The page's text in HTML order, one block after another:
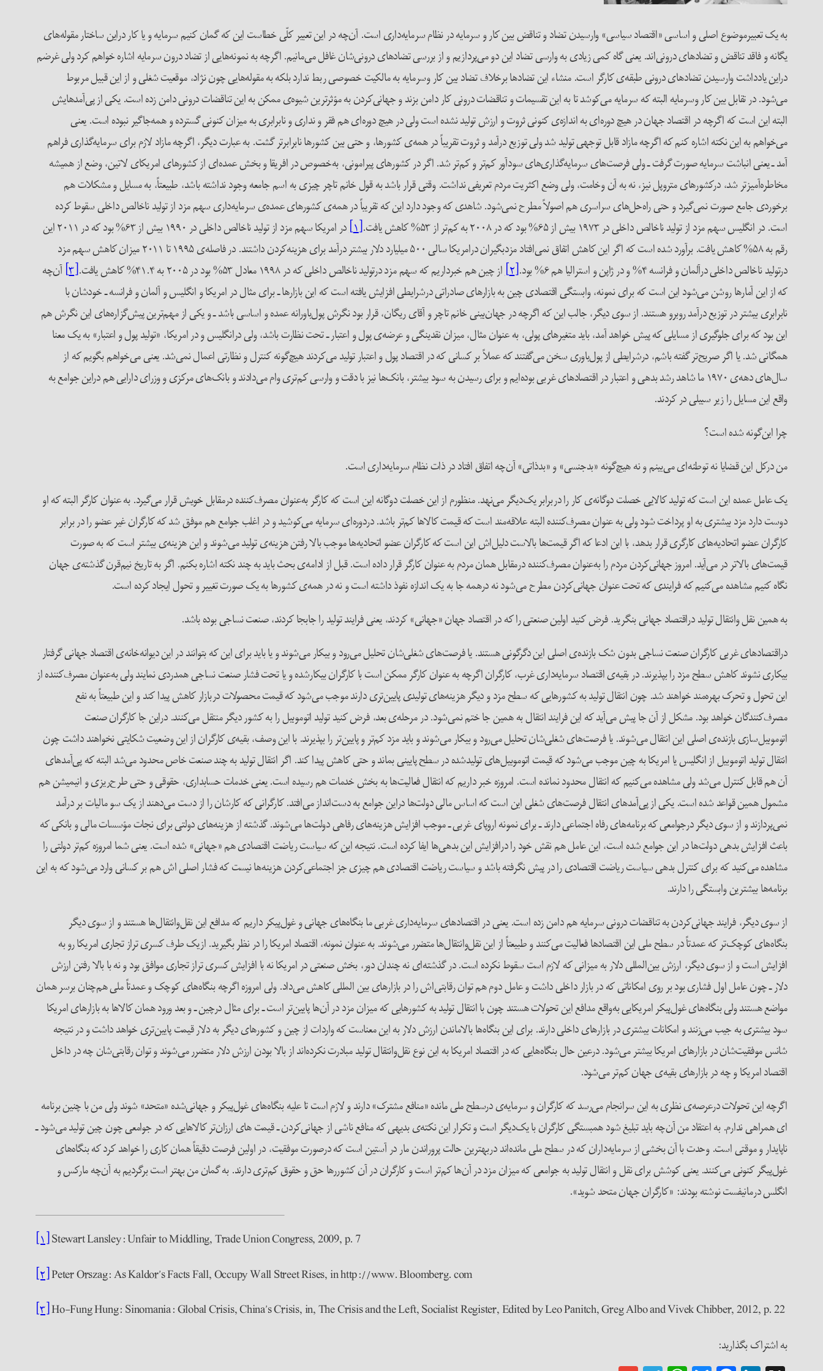
به یک تعبیرموضوع اصلی و اساسی «اقتصاد سیاسی» وارسیدن تضاد و تناقض بین کار و سرمایه در نظام سرمایه‌داری است. آن‌چه در این تعبیر کلّی خطاست این که گمان کنیم سرمایه و یا کار دراین ساختار مقوله‌های
یگانه و فاقد تناقض و تضادهای درونی‌اند. یعنی گاه کمی زیادی به وارسی تضاد این دو می‌پردازیم و از بررسی تضادهای درونی‌شان غافل می‌مانیم. اگرچه به نمونه‌هایی از تضاد درون سرمایه اشاره خواهم کرد ولی غرضم
دراین یادداشت وارسیدن تضادهای درونی طبقه‌ی کارگر است. منشاء این تضادها برخلاف تضاد بین کار وسرمایه به مالکیت خصوصی ربط ندارد بلکه به مقوله‌هایی چون نژاد، موقعیت شغلی و از این قبیل مربوط
می‌شود. در تقابل بین کار وسرمایه البته که سرمایه می‌کوشد تا به این تقسیمات و تناقضات درونی کار دامن بزند و جهانی‌کردن به مؤثرترین شیوه‌ی ممکن به این تناقضات درونی دامن زده است. یکی از پی‌آمدهایش
البته این است که اگرچه در اقتصاد جهان در هیچ دوره‌ای به اندازه‌ی کنونی ثروت و ارزش تولید نشده است ولی در هیچ دوره‌ای هم فقر و نداری و نابرابری به میزان کنونی گسترده و همه‌جاگیر نبوده است. یعنی
می‌خواهم به این نکته اشاره کنم که اگرچه مازاد قابل توجهی تولید شد ولی توزیع درآمد و ثروت تقریباً در همه‌ی کشورها، و حتی بین کشورها نابرابرتر گشت. به عبارت دیگر، اگرچه مازاد لازم برای سرمایه‌گذاری فراهم
آمد ـ یعنی انباشت سرمایه صورت گرفت ـ ولی فرصت‌های سرمایه‌گذاری‌های سودآور کم‌تر و کم‌تر شد. اگر در کشورهای پیرامونی، به‌خصوص در افریقا و بخش عمده‌ای از کشورهای امریکای لاتین، وضع از همیشه
مخاطره‌آمیزتر شد، درکشورهای متروپل نیز، نه به آن وخامت، ولی وضع اکثریت مردم تعریفی نداشت. وقتی قرار باشد به قول خانم تاچر چیزی به اسم جامعه وجود نداشته باشد، طبیعتاً، به مسایل و مشکلات هم
برخوردی جامع صورت نمی‌گیرد و حتی راه‌حل‌های سراسری هم اصولاً مطرح نمی‌شود. شاهدی که وجود دارد این که تقریباً در همه‌ی کشورهای عمده‌ی سرمایه‌داری سهم مزد از تولید ناخالص داخلی سقوط کرده
است. در انگلیس سهم مزد از تولید ناخالص داخلی در ۱۹۷۳ بیش از ۶۵% بود که در ۲۰۰۸ به کم‌تر از ۵۳% کاهش یافت.
[۱]
در امریکا سهم مزد از تولید ناخالص داخلی در ۱۹۹۰ بیش از ۶۳% بود که در ۲۰۱۱ این
رقم به ۵۸% کاهش یافت. برآورد شده است که اگر این کاهش اتفاق نمی‌افتاد مزدبگیران درامریکا سالی ۵۰۰ میلیارد دلار بیشتر درآمد برای هزینه‌کردن داشتند. در فاصله‌ی ۱۹۹۵ تا ۲۰۱۱ میزان کاهش سهم مزد
درتولید ناخالص داخلی درآلمان و فرانسه ۴% و در ژاپن و استرالیا هم ۶% بود.
[۲] از چین هم خبرداریم که سهم مزد درتولید ناخالص داخلی که در ۱۹۹۸ معادل ۵۳% بود در ۲۰۰۵ به ۴۱.۴% کاهش یافت. [۳]
آن‌چه
که از این آمارها روشن می‌شود این است که برای نمونه، وابستگی اقتصادی چین به بازارهای صادراتی درشرایطی افزایش یافته است که این بازارها ـ برای مثال در امریکا و انگلیس و آلمان و فرانسه ـ خودشان با
نابرابری بیشتر در توزیع درآمد روبرو هستند. از سوی دیگر، جالب این که اگرچه در جهان‌بینی خانم تاچر و آقای ریگان، قرار بود نگرش پول‌باورانه عمده و اساسی باشد ـ و یکی از مهم‌ترین پیش‌گزاره‌های این نگرش هم
این بود که برای جلوگیری از مسایلی که پیش خواهد آمد، باید متغیرهای پولی، به عنوان مثال، میزان نقدینگی و عرضه‌ی پول و اعتبار ـ تحت نظارت باشد، ولی درانگلیس و در امریکا، «تولید پول و اعتبار» به یک معنا
همگانی شد. یا اگر صریح‌تر گفته باشم، درشرایطی از پول‌باوری سخن می‌گفتند که عملاً بر کسانی که در اقتصاد پول و اعتبار تولید می‌کردند هیچ‌گونه کنترل و نظارتی اعمال نمی‌شد. یعنی می‌خواهم بگویم که از
سال‌های دهه‌ی ۱۹۷۰ ما شاهد رشد بدهی و اعتبار در اقتصادهای غربی بوده‌ایم و برای رسیدن به سود بیشتر، بانک‌ها نیز با دقت و وارسی کم‌تری وام می‌دادند و بانک‌های مرکزی و وزرای دارایی هم دراین جوامع به
واقع این مسایل را زیر سبیلی در کردند.
چرا این‌گونه شده است؟
من درکل این قضایا نه توطئه‌ای می‌بینم و نه هیچ‌گونه «بدجنسی» و «بدذاتی» آن‌چه اتفاق افتاد در ذات نظام سرمایه‌داری است.
یک عامل عمده این است که تولید کالایی خصلت دوگانه‌ی کار را دربرابر یک‌دیگر می‌نهد. منظورم از این خصلت دوگانه این است که کارگر به‌عنوان مصرف‌کننده درمقابل خویش قرار می‌گیرد. به عنوان کارگر البته که او
دوست دارد مزد بیشتری به او پرداخت شود ولی به عنوان مصرف‌کننده البته علاقه‌مند است که قیمت کالاها کم‌تر باشد. دردوره‌ای سرمایه می‌کوشید و در اغلب جوامع هم موفق شد که کارگران غیر عضو را در برابر
کارگران عضو اتحادیه‌های کارگری قرار بدهد، با این ادعا که اگر قیمت‌ها بالاست دلیل‌اش این است که کارگران عضو اتحادیه‌ها موجب بالا رفتن هزینه‌ی تولید می‌شوند و این هزینه‌ی بیشتر است که به صورت
قیمت‌های بالاتر در می‌آید. امروز جهانی‌کردن مردم را به‌عنوان مصرف‌کننده درمقابل همان مردم به عنوان کارگر قرار داده است. قبل از ادامه‌ی بحث باید به چند نکته اشاره بکنم. اگر به تاریخ نیم‌قرن گذشته‌ی جهان
نگاه کنیم مشاهده می‌کنیم که فرایندی که تحت عنوان جهانی‌کردن مطرح می‌شود نه درهمه جا به یک اندازه نفوذ داشته است و نه در همه‌ی کشورها به یک صورت تغییر و تحول ایجاد کرده است.
به همین نقل وانتقال تولید دراقتصاد جهانی بنگرید. فرض کنید اولین صنعتی را که در اقتصاد جهان «جهانی» کردند، یعنی فرایند تولید را جابجا کردند، صنعت نساجی بوده باشد.
دراقتصادهای غربی کارگران صنعت نساجی بدون شک بازنده‌ی اصلی این دگرگونی هستند. یا فرصت‌های شغلی‌شان تحلیل می‌رود و بیکار می‌شوند و یا باید برای این که بتوانند در این دیوانه‌خانه‌ی اقتصاد جهانی گرفتار
بیکاری نشوند کاهش سطح مزد را بپذیرند. در بقیه‌ی اقتصاد سرمایه‌داری غرب، کارگران اگرچه به عنوان کارگر ممکن است با کارگران بیکارشده و یا تحت فشار صنعت نساجی همدردی نمایند ولی به‌عنوان مصرف‌کننده از
این تحول و تحرک بهره‌مند خواهند شد. چون انتقال تولید به کشورهایی که سطح مزد و دیگر هزینه‌های تولیدی پایین‌تری دارند موجب می‌شود که قیمت محصولات دربازار کاهش پیدا کند و این طبیعتاً به نفع
مصرف‌کنندگان خواهد بود. مشکل از آن جا پیش می‌آید که این فرایند انتقال به همین جا ختم نمی‌شود. در مرحله‌ی بعد، فرض کنید تولید اتوموبیل را به کشور دیگر منتقل می‌کنند. دراین جا کارگران صنعت
اتوموبیل‌سازی بازنده‌ی اصلی این انتقال می‌شوند. یا فرصت‌های شغلی‌شان تحلیل می‌رود و بیکار می‌شوند و باید مزد کم‌تر و پایین‌تر را بپذیرند. با این وصف، بقیه‌ی کارگران از این وضعیت شکایتی نخواهند داشت چون
انتقال تولید اتوموبیل از انگلیس یا امریکا به چین موجب می‌شود که قیمت اتوموبیل‌های تولیدشده در سطح پایینی بماند و حتی کاهش پیدا کند. اگر انتقال تولید به چند صنعت خاص محدود می‌شد البته که پی‌آمدهای
آن هم قابل کنترل می‌شد ولی مشاهده می‌کنیم که انتقال محدود نمانده است. امروزه خبر داریم که انتقال فعالیت‌ها به بخش خدمات هم رسیده است. یعنی خدمات حسابداری، حقوقی و حتی طرح‌ریزی و انیمیشن هم
مشمول همین قواعد شده است. یکی از پی‌آمدهای انتقال فرصت‌های شغلی این است که اساس مالی دولت‌ها دراین جوامع به دست‌انداز می‌افتد. کارگرانی که کارشان را از دست می‌دهند از یک سو مالیات بر درآمد
نمی‌پردازند و از سوی دیگر درجوامعی که برنامه‌های رفاه اجتماعی دارند ـ برای نمونه اروپای غربی ـ موجب افزایش هزینه‌های رفاهی دولت‌ها می‌شوند. گذشته از هزینه‌های دولتی برای نجات مؤسسات مالی و بانکی که
باعث افزایش بدهی دولت‌ها در این جوامع شده است، این عامل هم نقش خود را درافزایش این بدهی‌ها ایفا کرده است. نتیجه این که سیاست ریاضت اقتصادی هم «جهانی» شده است. یعنی شما امروزه کم‌تر دولتی را
مشاهده می‌کنید که برای کنترل بدهی سیاست ریاضت اقتصادی را در پیش نگرفته باشد و سیاست ریاضت اقتصادی هم چیزی جز اجتماعی‌کردن هزینه‌ها نیست که فشار اصلی اش هم بر کسانی وارد می‌شود که به این
برنامه‌ها بیشترین وابستگی را دارند.
از سوی دیگر، فرایند جهانی‌کردن به تناقضات درونی سرمایه هم دامن زده است. یعنی در اقتصادهای سرمایه‌داری غربی ما بنگاه‌های جهانی و غول‌پیکر داریم که مدافع این نقل‌وانتقال‌ها هستند و از سوی دیگر
بنگاه‌های کوچک‌تر که عمدتاً در سطح ملی این اقتصادها فعالیت می‌کنند و طبیعتاً از این نقل‌وانتقال‌ها متضرر می‌شوند. به عنوان نمونه، اقتصاد امریکا را در نظر بگیرید. ازیک طرف کسری تراز تجاری امریکا رو به
افزایش است و از سوی دیگر، ارزش بین‌المللی دلار به میزانی که لازم است سقوط نکرده است. در گذشته‌ای نه چندان دور، بخش صنعتی در امریکا نه با افزایش کسری تراز تجاری موافق بود و نه با بالا رفتن ارزش
دلار ـ چون عامل اول فشاری بود بر روی امکاناتی که در بازار داخلی داشت و عامل دوم هم توان رقابتی‌اش را در بازارهای بین المللی کاهش می‌داد. ولی امروزه اگرچه بنگاه‌های کوچک و عمدتاً ملی هم‌چنان برسر همان
مواضع هستند ولی بنگاه‌های غول‌پیکر امریکایی به‌واقع مدافع این تحولات هستند چون با انتقال تولید به کشورهایی که میزان مزد در آن‌ها پایین‌تر است ـ برای مثال درچین ـ و بعد ورود همان کالاها به بازارهای امریکا
سود بیشتری به جیب می‌زنند و امکانات بیشتری در بازارهای داخلی دارند. برای این بنگاه‌ها بالاماندن ارزش دلار به این معناست که واردات از چین و کشورهای دیگر به دلار قیمت پایین‌تری خواهد داشت و در نتیجه
شانس موفقیت‌شان در بازارهای امریکا بیشتر می‌شود. درعین حال بنگاه‌هایی که در اقتصاد امریکا به این نوع نقل‌وانتقال تولید مبادرت نکرده‌اند از بالا بودن ارزش دلار متضرر می‌شوند و توان رقابتی‌شان چه در داخل
اقتصاد امریکا و چه در بازارهای بقیه‌ی جهان کم‌تر می‌شود.
اگرچه این تحولات درعرصه‌ی نظری به این سرانجام می‌رسد که کارگران و سرمایه‌ی درسطح ملی مانده «منافع مشترک» دارند و لازم است تا علیه بنگاه‌های غول‌پیکر و جهانی‌شده «متحد» شوند ولی من با چنین برنامه
ای همراهی ندارم. به اعتقاد من آن‌چه باید تبلیغ شود همبستگی کارگران با یک‌دیگر است و تکرار این نکته‌ی بدیهی که منافع ناشی از جهانی‌کردن ـ قیمت های ارزان‌تر کالاهایی که در جوامعی چون چین تولید می‌شود ـ
ناپایدار و موقتی است. وحدت با آن بخشی از سرمایه‌داران که در سطح ملی مانده‌اند دربهترین حالت پروراندن مار در آستین است که درصورت موفقیت، در اولین فرصت دقیقاً همان کاری را خواهد کرد که بنگاه‌های
غول‌پیگر کنونی می‌کنند. یعنی کوشش برای نقل و انتقال تولید به جوامعی که میزان مزد در آن‌ها کم‌تر است و کارگران در آن کشوررها حق و حقوق کم‌تری دارند. به گمان من بهتر است برگردیم به آن‌چه مارکس و
انگلس درمانیفست نوشته بودند: «کارگران جهان متحد شوید».
[۱]Stewart Lansley: Unfair to Middling, Trade Union Congress, 2009, p. 7
[۲]Peter Orszag: As Kaldor’s Facts Fall, Occupy Wall Street Rises, in http://www. Bloomberg. com
[۳]Ho-Fung Hung: Sinomania: Global Crisis, China’s Crisis, in, The Crisis and the Left, Socialist Register, Edited by Leo Panitch, Greg Albo and Vivek Chibber, 2012, p. 22
به اشتراک بگذارید: